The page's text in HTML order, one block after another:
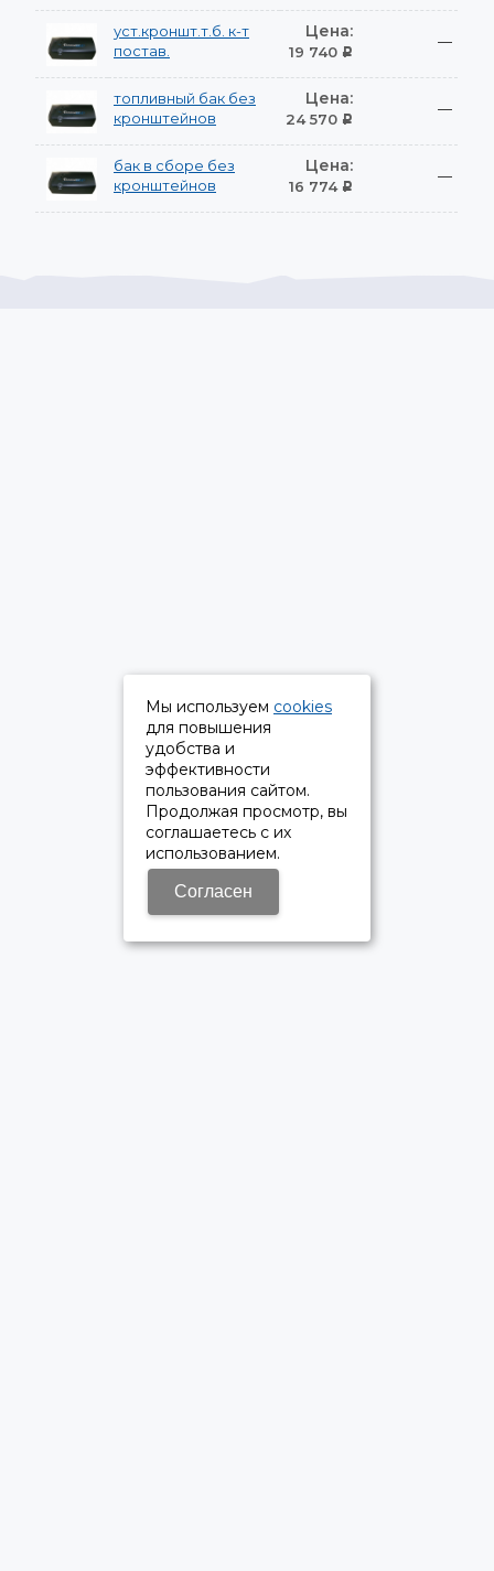
уст.кроншт.т.б. к-т
постав.
Цена:
19 740 Р
—
топливный бак без
кронштейнов
Цена:
24 570 Р
—
бак в сборе без
кронштейнов
Цена:
16 774 Р
—
Мы используем cookies
для повышения
удобства и
эффективности
пользования сайтом.
Продолжая просмотр, вы
соглашаетесь с их
использованием.
Согласен